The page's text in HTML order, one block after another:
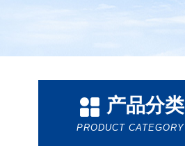
产品分类
PRODUCT CATEGORY